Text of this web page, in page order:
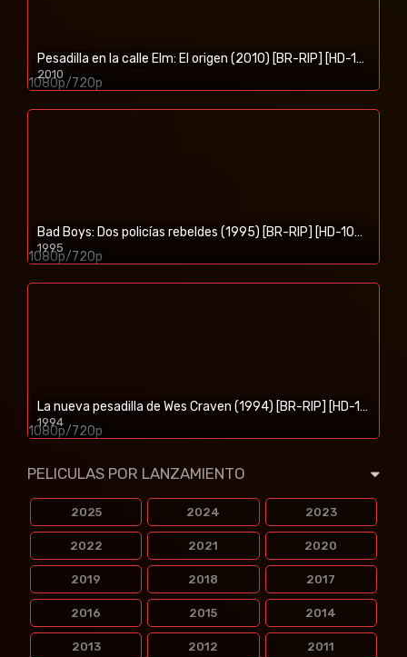
Pesadilla en la calle Elm: El origen (2010) [BR-RIP] [HD-1080p]
2010
1080p/720p
Bad Boys: Dos policías rebeldes (1995) [BR-RIP] [HD-1080p]
1995
1080p/720p
La nueva pesadilla de Wes Craven (1994) [BR-RIP] [HD-1080p]
1994
1080p/720p
PELICULAS POR LANZAMIENTO
2025 2024 2023
2022 2021 2020
2019 2018 2017
2016 2015 2014
2013 2012 2011